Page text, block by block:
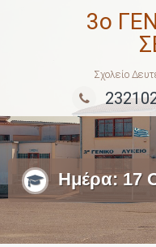
3ο
Σχολείο
Ημέρα: 17